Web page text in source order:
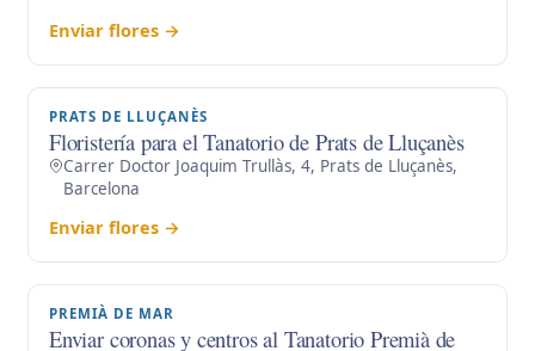
Enviar flores →
PRATS DE LLUÇANÈS
Floristería para el Tanatorio de Prats de Lluçanès
Carrer Doctor Joaquim Trullàs, 4, Prats de Lluçanès,
Barcelona
Enviar flores →
PREMIÀ DE MAR
Enviar coronas y centros al Tanatorio Premià de